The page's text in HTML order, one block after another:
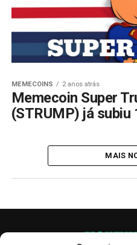
MEMECOINS 2 anos atrás
Memecoin Super
(STRUMP) já subiu
MAIS